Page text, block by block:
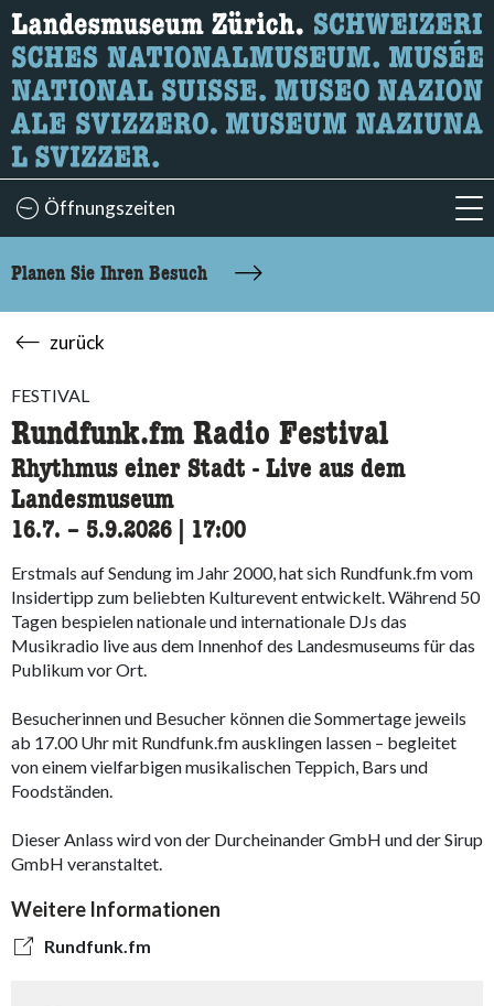
Wonach suchen Sie?
Hier können Sie nach Inhalten der Seite suchen.
Öffnungszeiten
Planen Sie Ihren Besuch
zurück
FESTIVAL
Rundfunk.fm Radio Festival
Rhythmus einer Stadt - Live aus dem
Landesmuseum
16.7. accessibility.time_to
– 5.9.2026 17:00
Erstmals auf Sendung im Jahr 2000, hat sich Rundfunk.fm vom
Insidertipp zum beliebten Kulturevent entwickelt. Während 50
Tagen bespielen nationale und internationale DJs das
Musikradio live aus dem Innenhof des Landesmuseums für das
Publikum vor Ort.
Besucherinnen und Besucher können die Sommertage jeweils
ab 17.00 Uhr mit Rundfunk.fm ausklingen lassen – begleitet
von einem vielfarbigen musikalischen Teppich, Bars und
Foodständen.
Dieser Anlass wird von der Durcheinander GmbH und der Sirup
GmbH veranstaltet.
Weitere Informationen
Rundfunk.fm